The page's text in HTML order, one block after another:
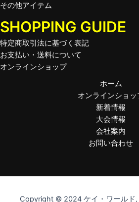
その他アイテム
SHOPPING GUIDE
特定商取引法に基づく表記
お支払い・送料について
オンラインショップ
ホーム
オンラインショッ
新着情報
大会情報
会社案内
お問い合わせ
Copyright © 2024 ケイ・ワールド,